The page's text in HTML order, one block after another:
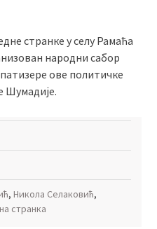
странке у селу Рамаћа
народни сабор
ове политичке
Шумадије.
, Никола Селаковић,
странка